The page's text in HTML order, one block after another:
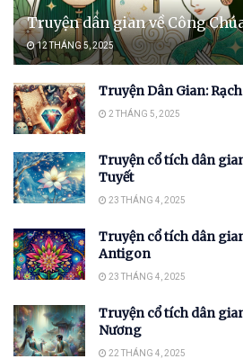
Truyện dân gian về Công
12 THÁNG 5, 2025
Truyện Dân Gian:
2 THÁNG 5, 2025
Truyện cổ tích dân
Tuyết
23 THÁNG 4, 2025
Truyện cổ tích dân
Antigon
23 THÁNG 4, 2025
Truyện cổ tích dân
Nương
22 THÁNG 4, 2025